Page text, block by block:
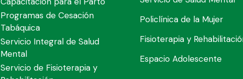
Programas de Cesación
Tabáquica
Servicio Integral de Salud
Mental
Servicio de Fisioterapia y
Policlínica de la Mujer
Fisioterapia y
Espacio Adolescente